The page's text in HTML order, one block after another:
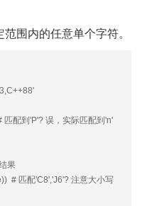
围内的任意单个字符。
配到'P'? 误，实际匹配到'n'
果
# 匹配'C8','J6'? 注意大小写